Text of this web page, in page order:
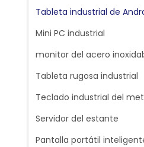
Tableta industrial de
Mini PC industrial
monitor del acero
Tableta rugosa industrial
Teclado industrial del
Servidor del estante
Pantalla portátil